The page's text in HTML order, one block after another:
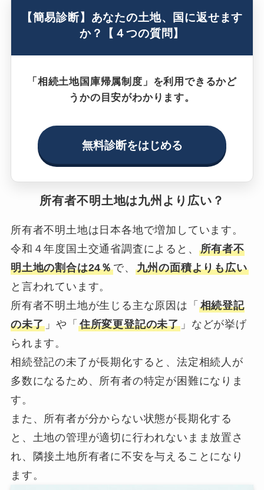
【簡易診断】あなたの土地、国に返せます
か？【４つの質問】
「相続土地国庫帰属制度」を利用できるかど
うかの目安がわかります。
無料診断をはじめる
所有者不明土地は九州より広い？
所有者不明土地は日本各地で増加しています。
令和４年度国土交通省調査によると、 所有者不
明土地の割合は24％で、 九州の面積よりも広い
と言われています。
所有者不明土地が生じる主な原因は「 相続登記
の未了 」や「 住所変更登記の未了 」などが挙げ
られます。
相続登記の未了が長期化すると、法定相続人が
多数になるため、所有者の特定が困難になりま
す。
また、所有者が分からない状態が長期化する
と、土地の管理が適切に行われないまま放置さ
れ、隣接土地所有者に不安を与えることになり
ます。